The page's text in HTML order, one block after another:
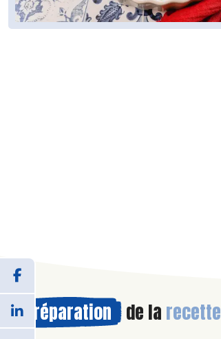
Préparation de la recette